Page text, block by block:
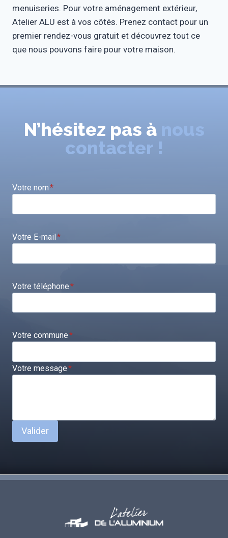
menuiseries. Pour votre aménagement extérieur,
Atelier ALU est à vos côtés. Prenez contact pour un
premier rendez-vous gratuit et découvrez tout ce
que nous pouvons faire pour votre maison.
N’hésitez pas à nous
contacter !
Votre nom*
Votre E-mail*
Votre téléphone*
Votre commune*
Votre message*
Valider